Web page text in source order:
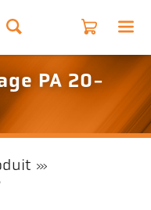
PA 20-